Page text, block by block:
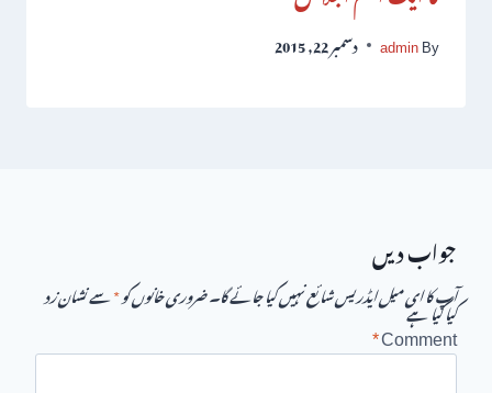
By
admin دسمبر 22, 2015
جواب دیں
آپ کا ای میل ایڈریس شائع نہیں کیا جائے گا۔ضروری خانوں کو*سے نشان زد کیا گیا ہے
Comment
*